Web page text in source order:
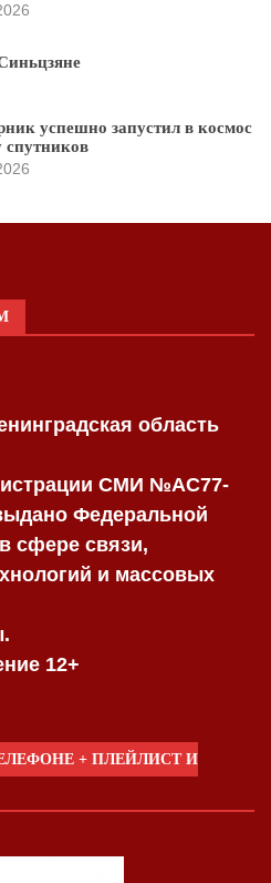
успешно запустил в космос
спутников
область
СМИ №AC77-
Федеральной
сфере связи,
и массовых
12+
+ ПЛЕЙЛИСТ И